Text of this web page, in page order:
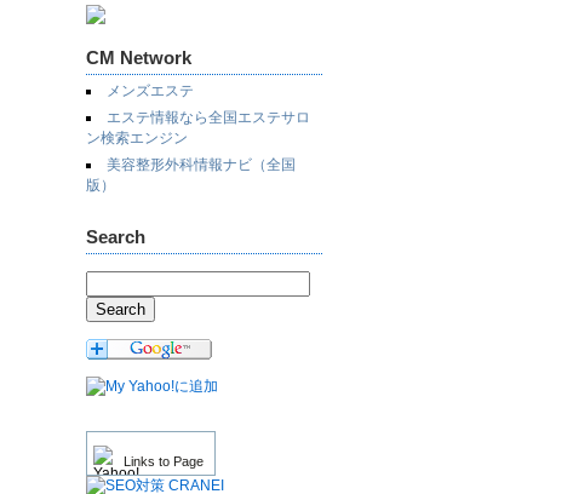
CM Network
メンズエステ
エステ情報なら全国エステサロ
ン検索エンジン
美容整形外科情報ナビ（全国
版）
Search
Links to Page